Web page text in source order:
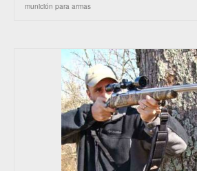
munición para armas